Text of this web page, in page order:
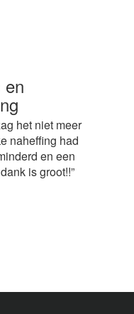
en
het niet meer
naheffing had
en een
is groot!!”
van
heb ik
De adviseur
Grt.